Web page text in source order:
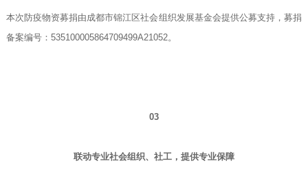
本次防疫物资募捐由成都市锦江区社会组织发展基金会提供公募支持，募捐
备案编号：535100005864709499A21052。
03
联动专业社会组织、社工，提供专业保障